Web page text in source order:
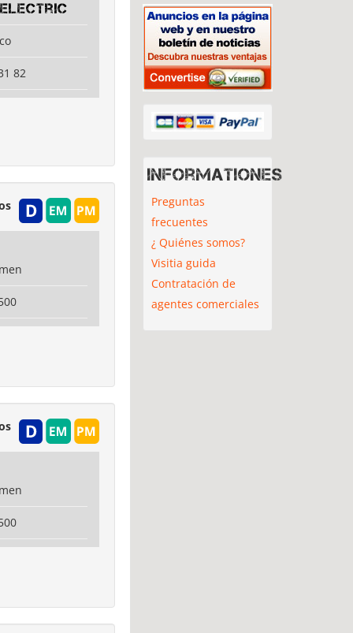
electric
82
Informationes
Preguntas
frecuentes
¿ Quiénes somos?
Visitia guida
Contratación de
agentes comerciales